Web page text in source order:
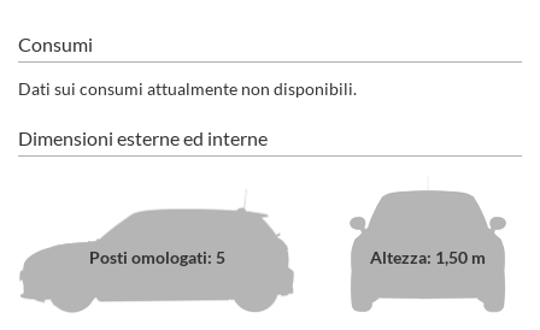
Consumi
Dati sui consumi attualmente non disponibili.
Dimensioni esterne ed interne
Posti omologati: 5 Altezza: 1,50 m